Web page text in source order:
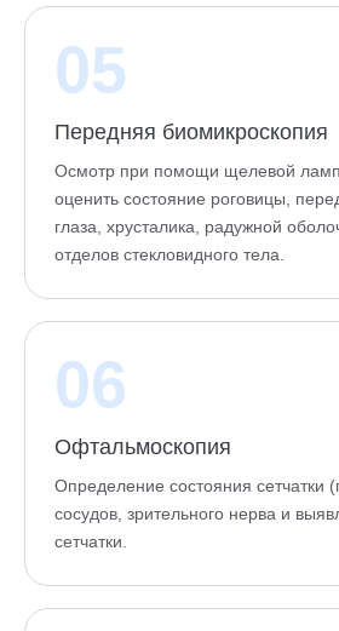
05
Передняя биомикроскопия
Осмотр при помощи щелевой
оценить состояние роговицы,
глаза, хрусталика, радужной
отделов стекловидного тела.
06
Офтальмоскопия
Определение состояния сетчатки
сосудов, зрительного нерва и
сетчатки.